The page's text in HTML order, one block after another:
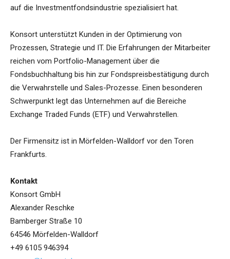
auf die Investmentfondsindustrie spezialisiert hat.
Konsort unterstützt Kunden in der Optimierung von
Prozessen, Strategie und IT. Die Erfahrungen der Mitarbeiter
reichen vom Portfolio-Management über die
Fondsbuchhaltung bis hin zur Fondspreisbestätigung durch
die Verwahrstelle und Sales-Prozesse. Einen besonderen
Schwerpunkt legt das Unternehmen auf die Bereiche
Exchange Traded Funds (ETF) und Verwahrstellen.
Der Firmensitz ist in Mörfelden-Walldorf vor den Toren
Frankfurts.
Kontakt
Konsort GmbH
Alexander Reschke
Bamberger Straße 10
64546 Mörfelden-Walldorf
+49 6105 946394